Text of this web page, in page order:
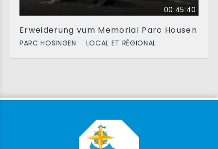
00:45:40
Erweiderung vum Memorial Parc Housen
PARC HOSINGEN LOCAL ET RÉGIONAL